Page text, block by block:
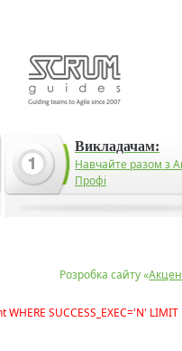
Викладачам:
Навчайте разом з
Профі
Розробка сайту «
SUCCESS_EXEC='N' LIMIT